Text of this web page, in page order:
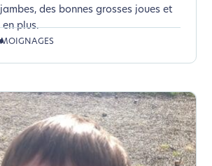
des bonnes grosses joues et
en plus.